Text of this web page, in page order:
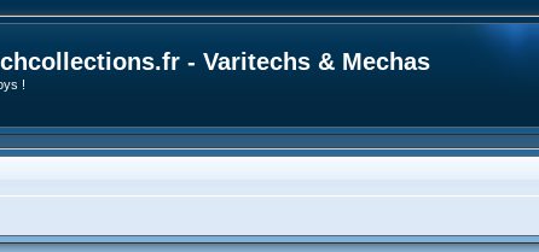
- Varitechs & Mechas
!